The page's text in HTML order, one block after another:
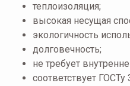
теплоизоляция;
высокая несущая
экологичность
долговечность;
не требует
соответствует